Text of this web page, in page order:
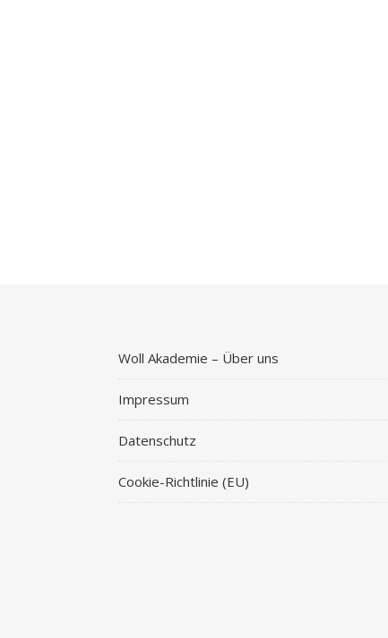
Woll Akademie – Über uns
Impressum
Datenschutz
Cookie-Richtlinie (EU)